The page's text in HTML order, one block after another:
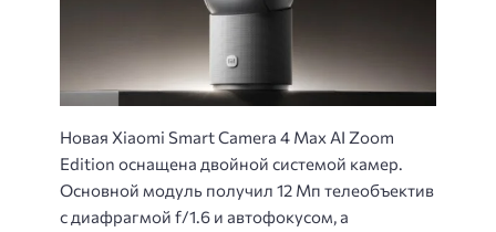
Новая Xiaomi Smart Camera 4 Max AI Zoom
Edition оснащена двойной системой камер.
Основной модуль получил 12 Мп телеобъектив
с диафрагмой f/1.6 и автофокусом, а